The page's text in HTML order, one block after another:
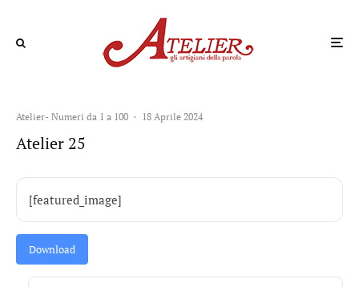
Atelier- Numeri da 1 a 100 · 18 Aprile 2024
Atelier 25
[featured_image]
Download